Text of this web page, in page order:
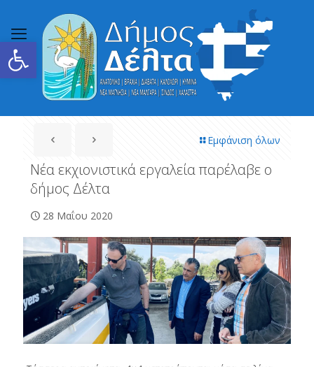
Ανοίξτε τη γραμμή εργαλείων
Εμφάνιση όλων
Νέα εκχιονιστικά εργαλεία παρέλαβε ο
δήμος Δέλτα
28 Μαΐου 2020